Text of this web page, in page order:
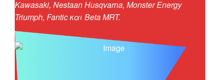
Kawasaki, NestaanHusqvarna, MonsterEnergy
Triumph, Fanticκαι BetaMRT.